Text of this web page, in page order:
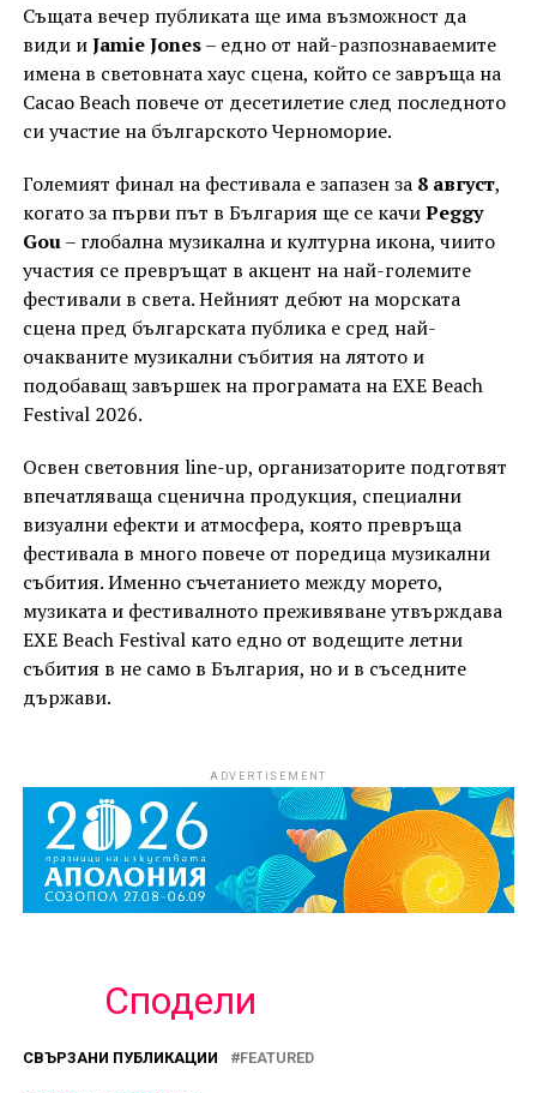
Същата вечер публиката ще има възможност да
види иJamie Jones– едно от най-разпознаваемите
имена в световната хаус сцена, който се завръща на
Cacao Beach повече от десетилетие след последното
си участие на българското Черноморие.
Големият финал на фестивала е запазен за 8 август,
когато за първи път в България ще се качиPeggy
Gou– глобална музикална и културна икона, чиито
участия се превръщат в акцент на най-големите
фестивали в света. Нейният дебют на морската
сцена пред българската публика е сред най-
очакваните музикални събития на лятото и
подобаващ завършек на програмата на EXE Beach
Festival 2026.
Освен световния line-up, организаторите подготвят
впечатляваща сценична продукция, специални
визуални ефекти и атмосфера, която превръща
фестивала в много повече от поредица музикални
събития. Именно съчетанието между морето,
музиката и фестивалното преживяване утвърждава
EXE Beach Festival като едно от водещите летни
събития в не само в България, но и в съседните
държави.
ADVERTISEMENT
Сподели
СВЪРЗАНИ ПУБЛИКАЦИИ FEATURED